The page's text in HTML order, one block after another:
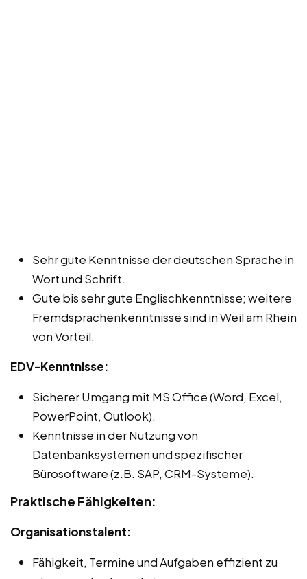
Sehr gute Kenntnisse der deutschen Sprache in
Wort und Schrift.
Gute bis sehr gute Englischkenntnisse; weitere
Fremdsprachenkenntnisse sind in Weil am Rhein
von Vorteil.
EDV-Kenntnisse:
Sicherer Umgang mit MS Office (Word, Excel,
PowerPoint, Outlook).
Kenntnisse in der Nutzung von
Datenbanksystemen und spezifischer
Bürosoftware (z.B. SAP, CRM-Systeme).
Praktische Fähigkeiten:
Organisationstalent:
Fähigkeit, Termine und Aufgaben effizient zu